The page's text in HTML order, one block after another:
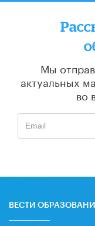
Мы
актуальных
во
ВЕСТИ